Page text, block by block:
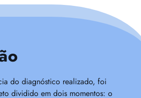
do diagnóstico realizado, foi
dividido em dois momentos: o